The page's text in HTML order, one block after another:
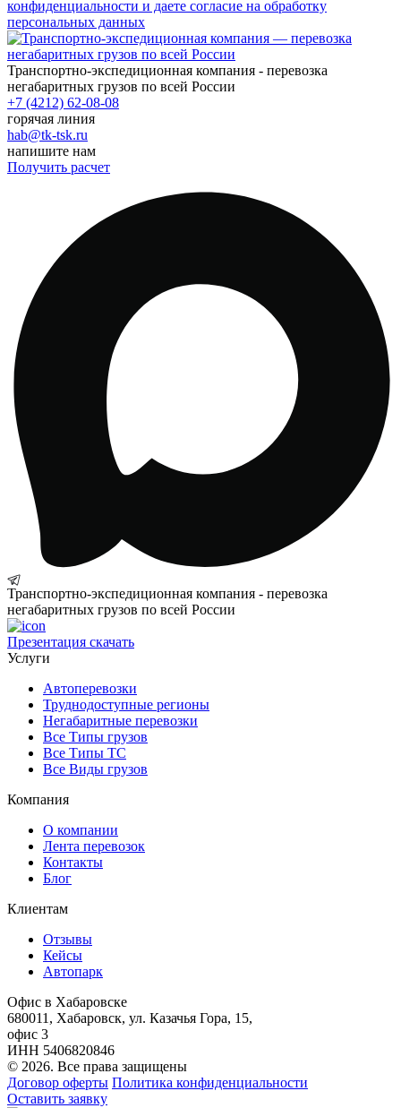
конфиденциальности и даете согласие на обработку
персональных данных
Транспортно-экспедиционная компания - перевозка
негабаритных грузов по всей России
+7 (4212) 62-08-08
горячая линия
hab@tk-tsk.ru
напишите нам
Получить расчет
Транспортно-экспедиционная компания - перевозка
негабаритных грузов по всей России
Презентация скачать
Услуги
Автоперевозки
Труднодоступные регионы
Негабаритные перевозки
Все Типы грузов
Все Типы ТС
Все Виды грузов
Компания
О компании
Лента перевозок
Контакты
Блог
Клиентам
Отзывы
Кейсы
Автопарк
Офис в Хабаровске
680011, Хабаровск, ул. Казачья Гора, 15,
офис 3
ИНН 5406820846
© 2026. Все права защищены
Договор оферты Политика конфиденциальности
Оставить заявку